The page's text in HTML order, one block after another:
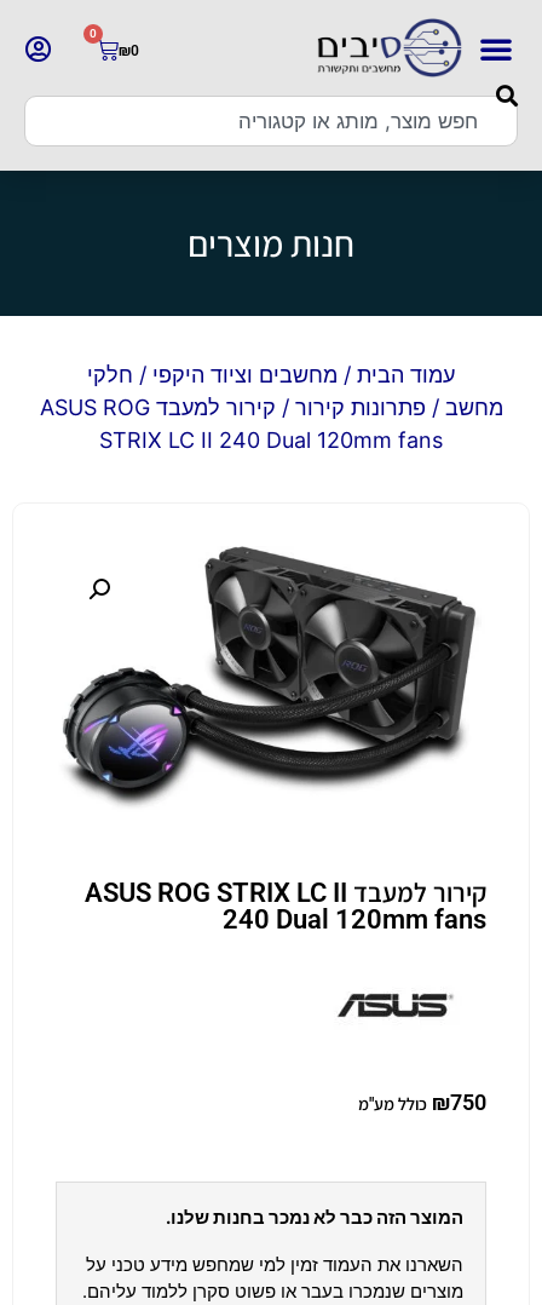
₪0
0
חנות מוצרים
עמוד הבית / מחשבים וציוד היקפי / חלקי
מחשב / פתרונות קירור
/ קירור למעבד ASUS ROG
STRIX LC II 240 Dual 120mm fans
קירור למעבד ASUS ROG STRIX LC II
240 Dual 120mm fans
₪750 כולל מע"מ
המוצר הזה כבר לא נמכר בחנות שלנו.
השארנו את העמוד זמין למי שמחפש מידע טכני על
מוצרים שנמכרו בעבר או פשוט סקרן ללמוד עליהם.